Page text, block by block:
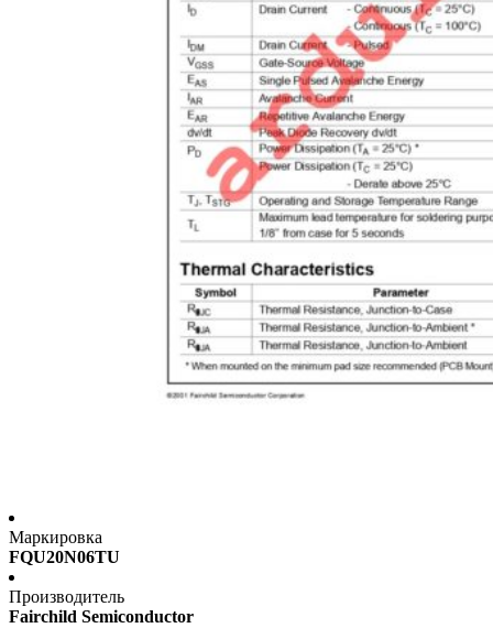
Маркировка
FQU20N06TU
Производитель
Fairchild Semiconductor